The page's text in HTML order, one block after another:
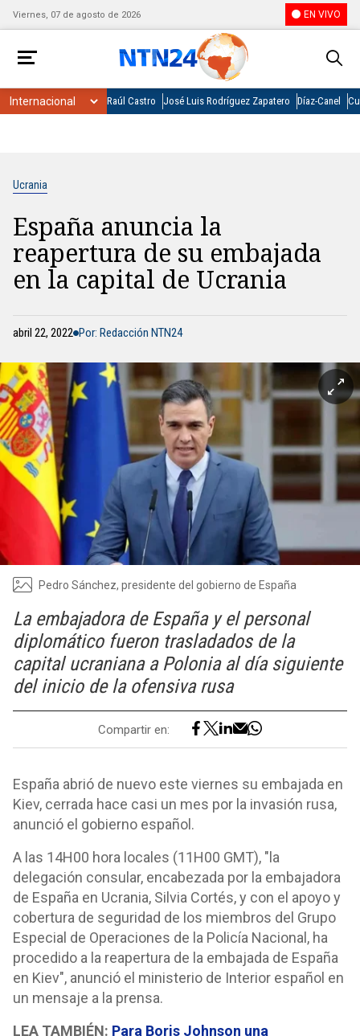
Viernes, 07 de agosto de 2026 EN VIVO
Raúl Castro José Luis Rodríguez Zapatero Díaz-Canel
Ucrania
España anuncia la
reapertura de su embajada
en la capital de Ucrania
abril 22, 2022 Por: Redacción NTN24
Pedro Sánchez, presidente del gobierno de España
La embajadora de España y el personal
diplomático fueron trasladados de la
capital ucraniana a Polonia al día siguiente
del inicio de la ofensiva rusa
Compartir en:
España abrió de nuevo este viernes su embajada en
Kiev, cerrada hace casi un mes por la invasión rusa,
anunció el gobierno español.
A las 14H00 hora locales (11H00 GMT), "la
delegación consular, encabezada por la embajadora
de España en Ucrania, Silvia Cortés, y con el apoyo y
cobertura de seguridad de los miembros del Grupo
Especial de Operaciones de la Policía Nacional, ha
procedido a la reapertura de la embajada de España
en Kiev", anunció el ministerio de Interior español en
un mensaje a la prensa.
LEA TAMBIÉN: Para Boris Johnson una